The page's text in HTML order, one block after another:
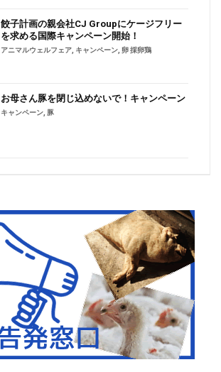
餃子計画の親会社CJ Groupにケージフリー
を求める国際キャンペーン開始！
アニマルウェルフェア キャンペーン 卵 採卵鶏
お母さん豚を閉じ込めないで！キャンペーン
キャンペーン 豚